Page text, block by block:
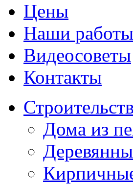
Цены
Наши работы
Видеосоветы
Контакты
Дома из